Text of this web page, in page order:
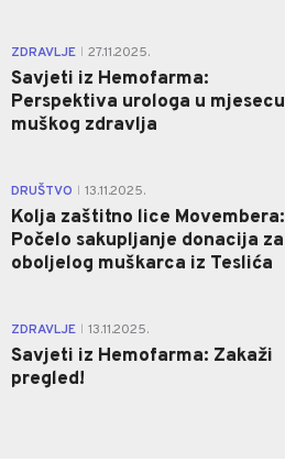
ZDRAVLJE 27.11.2025.
Savjeti iz Hemofarma:
Perspektiva urologa u mjesecu
muškog zdravlja
DRUŠTVO 13.11.2025.
Kolja zaštitno lice Movembera:
Počelo sakupljanje donacija za
oboljelog muškarca iz Teslića
ZDRAVLJE 13.11.2025.
Savjeti iz Hemofarma: Zakaži
pregled!